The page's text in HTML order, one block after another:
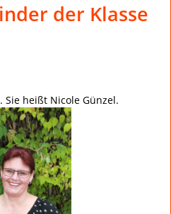
der Klasse
Sie heißt Nicole Günzel.